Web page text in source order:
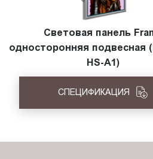
Световая панель
односторонняя подвесная
HS-A1)
СПЕЦИФИКАЦИЯ